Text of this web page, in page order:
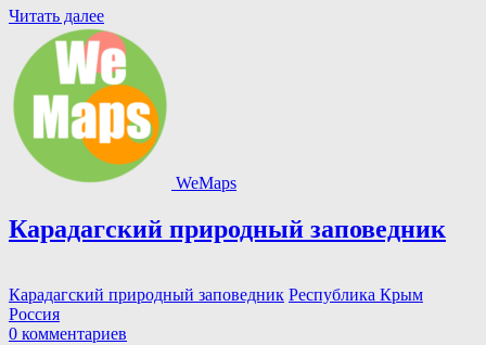
Читать далее
WeMaps
Карадагский природный заповедник
Карадагский природный заповедник Республика Крым
Россия
0 комментариев